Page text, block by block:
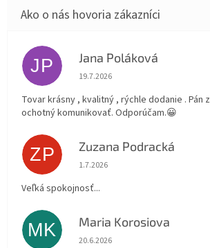
JP Jana Poláková
Hodnotenie obchodu je 5 z 5
19.7.2026
Tovar krásny , kvalitný , rýchle dodanie . Pán
ochotný komunikovať. Odporúčam.😀
ZP Zuzana Podracká
Hodnotenie obchodu je 5 z 5
1.7.2026
Veľká spokojnosť...
MK Maria Korosiova
Hodnotenie obchodu je 5 z 5
20.6.2026